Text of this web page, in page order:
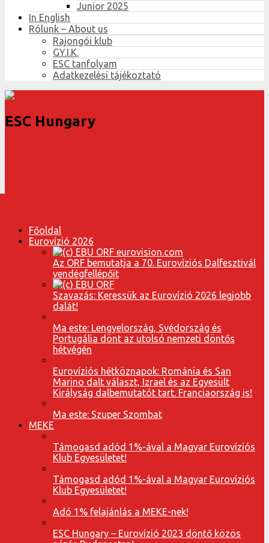
Junior 2025
In English
Rólunk – About us
Rajongói klub
GY.I.K.
ESC tanfolyam
Adatkezelési tájékoztató
ESC Hungary
Főoldal
Eurovízió 2026
Az ORF bemutatja a 70. Eurovíziós Dalfesztivál
vendégfellépőit
Szavazás: Keressük az Eurovízió 2026 legjobb
dalát!
Ma este: Lengyelország, Svédország és
Portugália dönt az utolsó nemzeti döntős
hétvégén
Eurovíziós hétköznapok: Románia és San
Marino dalt választ, Izrael és az Egyesült
Királyság dalbemutatót tart. Franciaország is!
Ma este: Szuper Szombat
MEKE
Támogasd adód 1%-ával a Magyar Eurovíziós
Klub Egyesületet!
Támogasd adód 1%-ával a Magyar Eurovíziós
Klub Egyesületet!
Adó 1% felajánlás a MEKE-nek!
ESC Hungary – Eurovízió 2023 döntő közös